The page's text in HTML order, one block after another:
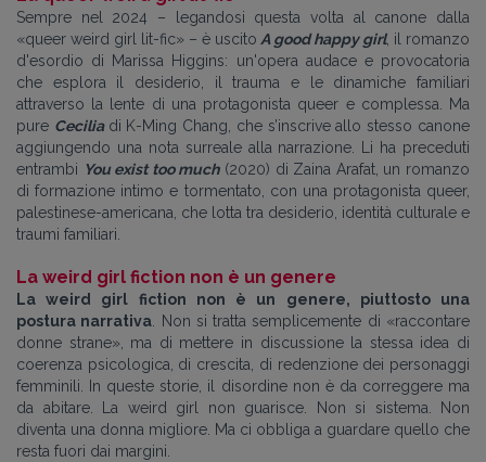
Sempre nel 2024 – legandosi questa volta al canone dalla
«queer weird girl lit-fic» – ​è uscito A good happy girl, il romanzo
d'esordio di Marissa Higgins: un'opera audace e provocatoria
che esplora il desiderio, il trauma e le dinamiche familiari
attraverso la lente di una protagonista queer e complessa. Ma
pure Cecilia di K-Ming Chang, che s’inscrive allo stesso canone
aggiungendo una nota surreale alla narrazione.​ Li ha preceduti
entrambi You exist too much(2020) di Zaina Arafat, un romanzo
di formazione intimo e tormentato, con una protagonista queer,
palestinese-americana, che lotta tra desiderio, identità culturale e
traumi familiari.
La weird girl fiction non è un genere
La weird girl fiction non è un genere, piuttosto una
postura narrativa. Non si tratta semplicemente di «raccontare
donne strane», ma di mettere in discussione la stessa idea di
coerenza psicologica, di crescita, di redenzione dei personaggi
femminili. In queste storie, il disordine non è da correggere ma
da abitare. La weird girl non guarisce. Non si sistema. Non
diventa una donna migliore. Ma ci obbliga a guardare quello che
resta fuori dai margini.